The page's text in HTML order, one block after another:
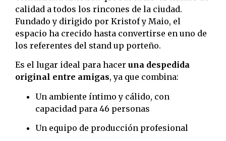
calidad a todos los rincones de la ciudad.
Fundado y dirigido por Kristof y Maio, el
espacio ha crecido hasta convertirse en uno de
los referentes del stand up porteño.
Es el lugar ideal para hacer una despedida
original entre amigas, ya que combina:
Un ambiente íntimo y cálido, con
capacidad para 46 personas
Un equipo de producción profesional